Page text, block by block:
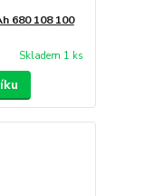
680 108 100
Skladem 1 ks